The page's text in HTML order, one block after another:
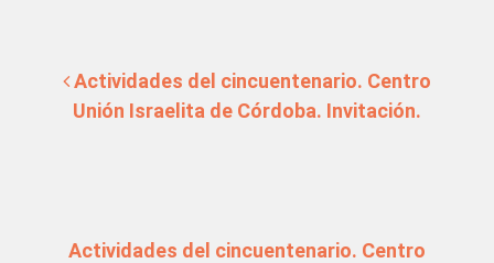
Actividades del cincuentenario. Centro
Unión Israelita de Córdoba. Invitación.
Actividades del cincuentenario. Centro